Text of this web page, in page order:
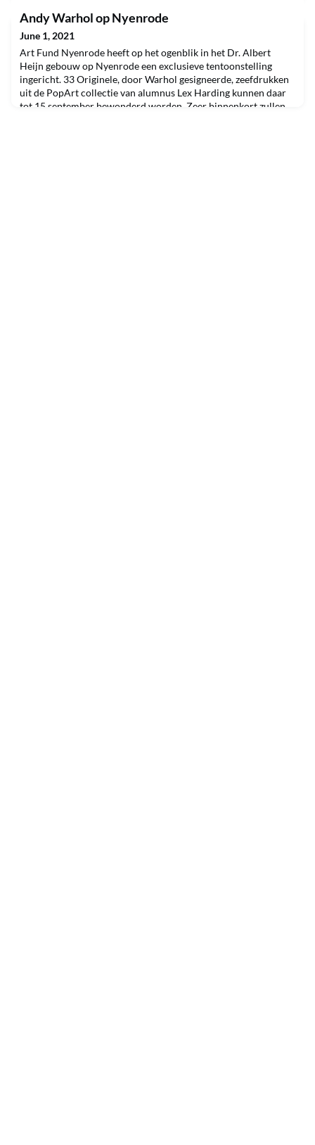
is de dienst opgericht. Het is crisis management met een
hoofdletter C. “Wij zitten veelal op kantoor, maar wel op 1,5
meter afstand en met de nodige aanpassingen uiter
Andy Warhol op Nyenrode
June 1, 2021
Art Fund Nyenrode heeft op het ogenblik in het Dr. Albert
Heijn gebouw op Nyenrode een exclusieve tentoonstelling
ingericht. 33 Originele, door Warhol gesigneerde, zeefdrukken
uit de PopArt collectie van alumnus Lex Harding kunnen daar
tot 15 september bewonderd worden. Zeer binnenkort zullen